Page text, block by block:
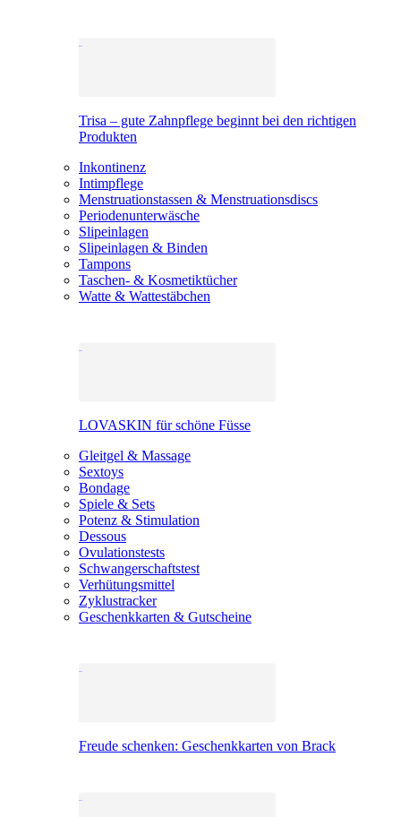
Trisa – gute Zahnpflege beginnt bei den richtigen
Produkten
Inkontinenz
Intimpflege
Menstruationstassen & Menstruationsdiscs
Periodenunterwäsche
Slipeinlagen
Slipeinlagen & Binden
Tampons
Taschen- & Kosmetiktücher
Watte & Wattestäbchen
LOVASKIN für schöne Füsse
Gleitgel & Massage
Sextoys
Bondage
Spiele & Sets
Potenz & Stimulation
Dessous
Ovulationstests
Schwangerschaftstest
Verhütungsmittel
Zyklustracker
Geschenkkarten & Gutscheine
Freude schenken: Geschenkkarten von Brack